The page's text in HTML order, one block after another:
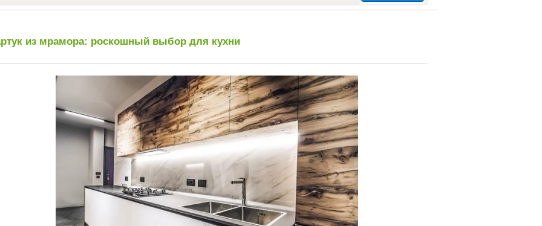
из мрамора: роскошный выбор для кухни